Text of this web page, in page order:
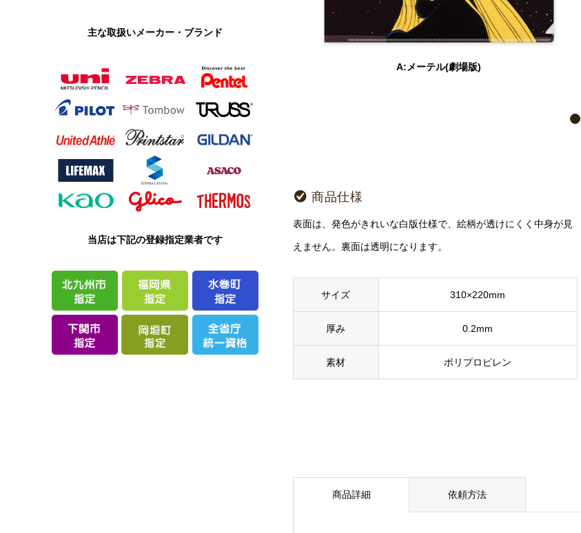
C:メーテル(TV版) A:メーテル(劇場版)
1
商品仕様
表面は、発色がきれいな白版仕様で、絵柄が透けにくく中身が見
えません。裏面は透明になります。
サイズ 310×220mm
厚み 0.2mm
素材 ポリプロピレン
商品詳細 依頼方法
主な取扱いメーカー・ブランド
当店は下記の登録指定業者です